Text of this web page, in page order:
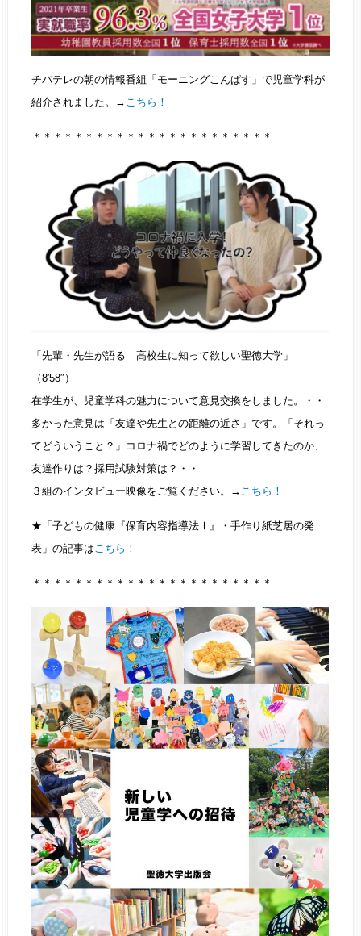
チバテレの朝の情報番組「モーニングこんぱす」で児童学科が
紹介されました。→ こちら！
＊＊＊＊＊＊＊＊＊＊＊＊＊＊＊＊＊＊＊＊＊＊＊
「先輩・先生が語る 高校生に知って欲しい聖徳大学」
（8′58″）
在学生が、児童学科の魅力について意見交換をしました。・・
多かった意見は「友達や先生との距離の近さ」です。「それっ
てどういうこと？」コロナ禍でどのように学習してきたのか、
友達作りは？採用試験対策は？・・
３組のインタビュー映像をご覧ください。→ こちら！
★「子どもの健康『保育内容指導法Ⅰ』・手作り紙芝居の発
表」の記事はこちら！
＊＊＊＊＊＊＊＊＊＊＊＊＊＊＊＊＊＊＊＊＊＊＊